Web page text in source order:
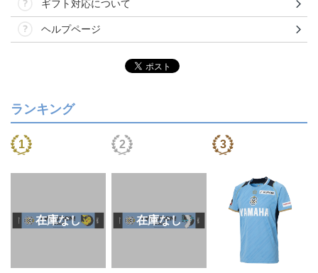
ギフト対応について
ヘルプページ
ランキング